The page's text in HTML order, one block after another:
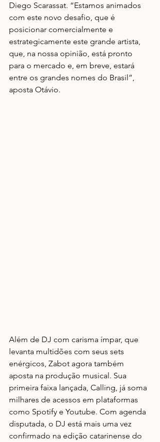
Diego Scarassat. “Estamos animados
com este novo desafio, que é
posicionar comercialmente e
estrategicamente este grande artista,
que, na nossa opinião, está pronto
para o mercado e, em breve, estará
entre os grandes nomes do Brasil”,
aposta Otávio.
Além de DJ com carisma ímpar, que
levanta multidões com seus sets
enérgicos, Zabot agora também
aposta na produção musical. Sua
primeira faixa lançada, Calling, já soma
milhares de acessos em plataformas
como Spotify e Youtube. Com agenda
disputada, o DJ está mais uma vez
confirmado na edição catarinense do